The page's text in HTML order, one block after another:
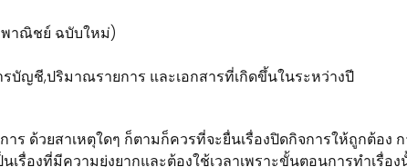
าณิชย์ ฉบับใหม่)
ญชี,ปริมาณรายการ และเอกสารที่เกิดขึ้นในระหว่างปี
ด้วยสาเหตุใดๆ ก็ตามก็ควรที่จะยื่นเรื่องปิดกิจการให้ถูกต้อง
องที่มีความยุ่งยากและต้องใช้เวลาเพราะขั้นตอนการทำเรื่อ